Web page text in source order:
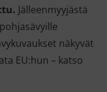
Jälleenmyyjästä
näkyvät
EU:hun – katso